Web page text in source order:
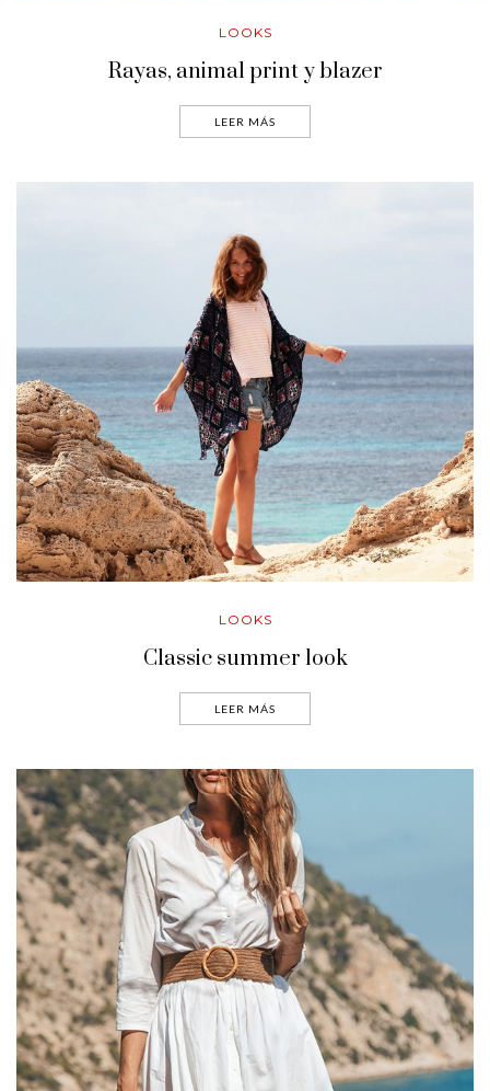
LOOKS
Rayas, animal print y blazer
LEER MÁS
LOOKS
Classic summer look
LEER MÁS